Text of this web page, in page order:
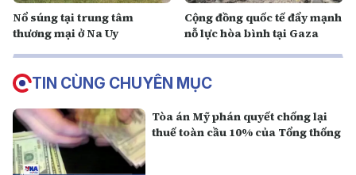
Nổ súng tại trung tâm
thương mại ở Na Uy
Cộng đồng quốc tế đẩy mạnh
nỗ lực hòa bình tại Gaza
TIN CÙNG CHUYÊN MỤC
Tòa án Mỹ phán quyết chống lại
thuế toàn cầu 10% của Tổng thống